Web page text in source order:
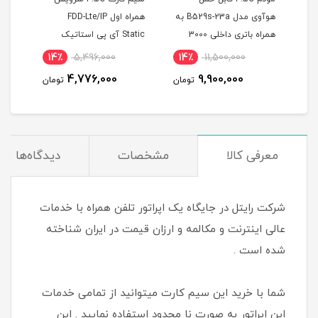
هوآوی مدل B529s-23a به
همراه باتری داخلی 3000
14٪
تومان
همراه اول FDD-Lte/IP
Static آی پی استاتیک
شش ماهه (مخصوص مودم
5,496,000 14٪
4,776,000 تومان
اول سری طلایی
09195900058
244,800,000
237,600,000
معرفی کالا مشخصات دیدگاه‌ها
شرکت رایتل در جایگاه یک اپراتور تلفن همراه با خدمات
عالی اینترنت و مکالمه و ارزان قیمت در ایران شناخته
شده است .
شما با خرید این سیم کارت میتوانید از تمامی خدمات
این اپراتور به صورت نا محدود استفاده نمایید . این